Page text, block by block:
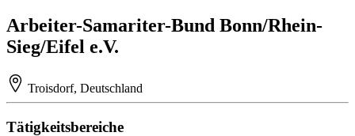
Arbeiter-Samariter-Bund Bonn/Rhein-
Sieg/Eifel e.V.
Troisdorf, Deutschland
Tätigkeitsbereiche